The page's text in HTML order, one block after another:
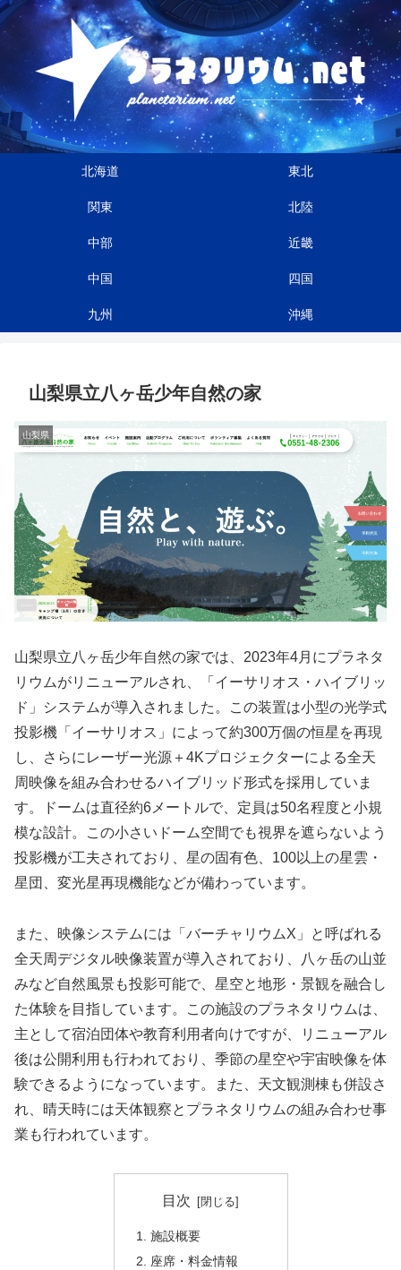
北海道 東北
関東 北陸
中部 近畿
中国 四国
九州 沖縄
山梨県立八ヶ岳少年自然の家
山梨県
山梨県立八ヶ岳少年自然の家では、2023年4月にプラネタ
リウムがリニューアルされ、「イーサリオス・ハイブリッ
ド」システムが導入されました。この装置は小型の光学式
投影機「イーサリオス」によって約300万個の恒星を再現
し、さらにレーザー光源＋4Kプロジェクターによる全天
周映像を組み合わせるハイブリッド形式を採用していま
す。ドームは直径約6メートルで、定員は50名程度と小規
模な設計。この小さいドーム空間でも視界を遮らないよう
投影機が工夫されており、星の固有色、100以上の星雲・
星団、変光星再現機能などが備わっています。
また、映像システムには「バーチャリウムX」と呼ばれる
全天周デジタル映像装置が導入されており、八ヶ岳の山並
みなど自然風景も投影可能で、星空と地形・景観を融合し
た体験を目指しています。この施設のプラネタリウムは、
主として宿泊団体や教育利用者向けですが、リニューアル
後は公開利用も行われており、季節の星空や宇宙映像を体
験できるようになっています。また、天文観測棟も併設さ
れ、晴天時には天体観察とプラネタリウムの組み合わせ事
業も行われています。
目次
施設概要
座席・料金情報